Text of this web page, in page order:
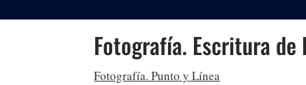
Fotografía. Escritura de
Fotografía. Punto y Línea